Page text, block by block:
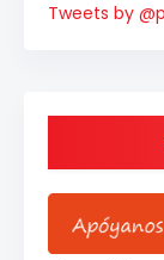
Tweets by